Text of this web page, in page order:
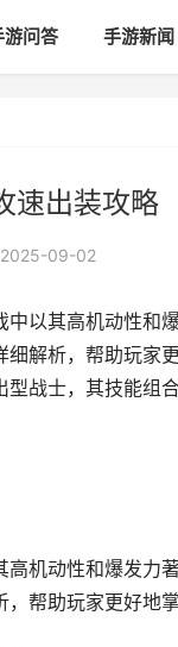
游问答 手游新闻
速出装攻略
2025-09-02
中以其高机动性和
细解析，帮助玩家
型战士，其技能组
高机动性和爆发力
帮助玩家更好地